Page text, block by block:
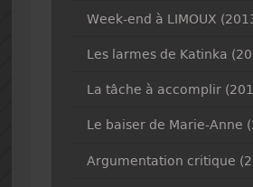
Week-end à LIMOUX
Les larmes de Katinka
La tâche à accomplir
Le baiser de Marie-Anne
Argumentation critique